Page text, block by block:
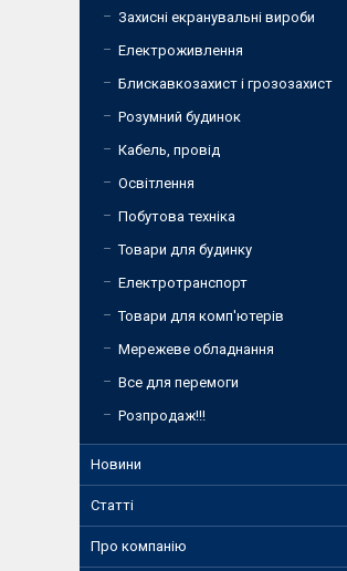
Захисні екранувальні вироби
Електроживлення
Блискавкозахист і грозозахист
Розумний будинок
Кабель, провід
Освітлення
Побутова техніка
Товари для будинку
Електротранспорт
Товари для комп'ютерів
Мережеве обладнання
Все для перемоги
Розпродаж!!!
Новини
Статті
Про компанію